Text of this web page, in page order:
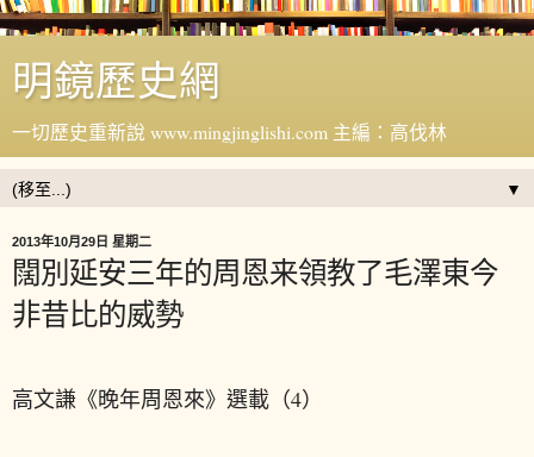
明鏡歷史網
一切歷史重新說 www.mingjinglishi.com 主編：高伐林
▼
2013年10月29日 星期二
闊別延安三年的周恩来領教了毛澤東今
非昔比的威勢
高文謙《晚年周恩來》選載（4）